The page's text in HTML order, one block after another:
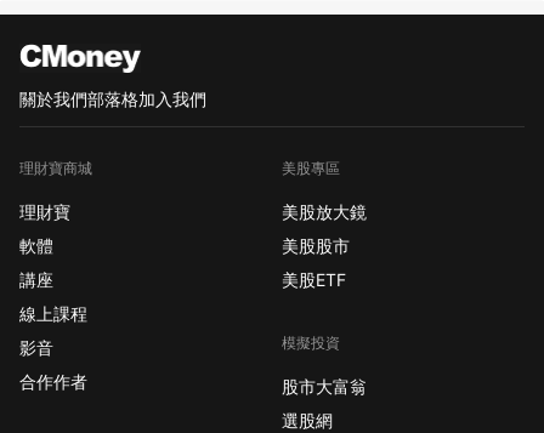
關於我們部落格加入我們
理財寶商城
理財寶
軟體
講座
線上課程
影音
合作作者
美股專區
美股放大鏡
美股股市
美股ETF
模擬投資
股市大富翁
選股網